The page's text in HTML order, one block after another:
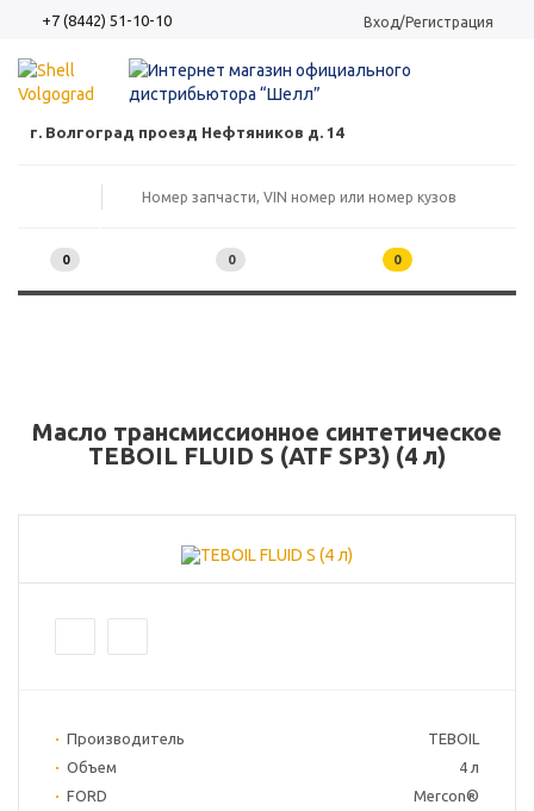
+7 (8442) 51-10-10 Вход/Регистрация
г. Волгоград проезд Нефтяников д. 14
0 0 0
Масло трансмиссионное синтетическое
TEBOIL FLUID S (ATF SP3) (4 л)
Производитель
TEBOIL
Объем
4 л
FORD
Mercon®